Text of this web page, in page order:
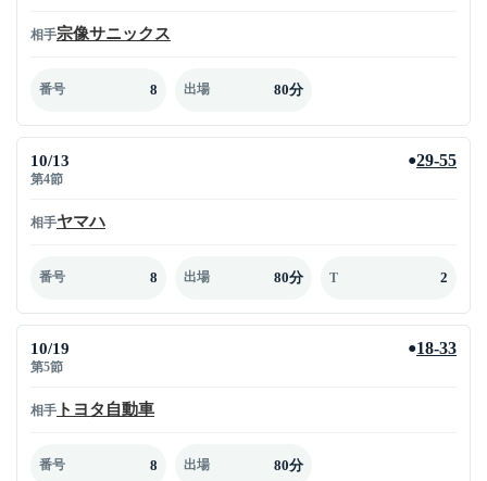
相手宗像サニックス
番号 8 出場 80分
10/13
第4節
●29-55
相手ヤマハ
番号 8 出場 80分 T 2
10/19
第5節
●18-33
相手 トヨタ自動車
番号 8 出場 80分